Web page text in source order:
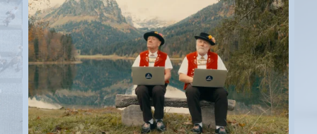
Anwil
Appenzell
Au SG
Baar
Baden
Balsthal
Balzers